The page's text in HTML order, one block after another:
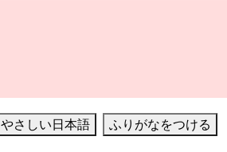
やさしい日本語 ふりがなをつける